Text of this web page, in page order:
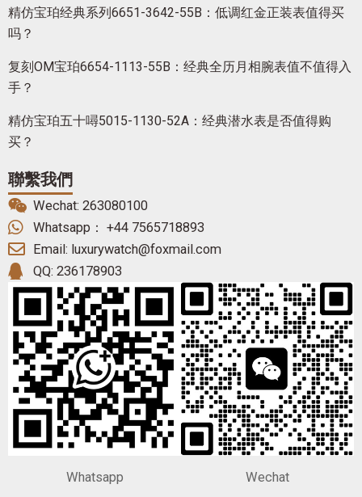
精仿宝珀经典系列6651-3642-55B：低调红金正装表值得买
吗？
复刻OM宝珀6654-1113-55B：经典全历月相腕表值不值得入
手？
精仿宝珀五十噚5015-1130-52A：经典潜水表是否值得购
买？
聯繫我們
Wechat: 263080100
Whatsapp： +44 7565718893
Email: luxurywatch@foxmail.com
QQ: 236178903
Whatsapp Wechat